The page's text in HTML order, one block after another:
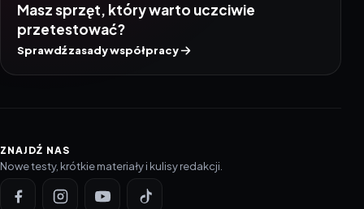
Masz sprzęt, który warto uczciwie
przetestować?
Sprawdź zasady współpracy
ZNAJDŹ NAS
Nowe testy, krótkie materiały i kulisy redakcji.